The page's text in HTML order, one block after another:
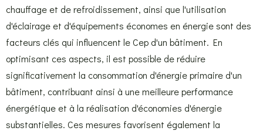
chauffage et de refroidissement, ainsi que l'utilisation
d'éclairage et d'équipements économes en énergie sont des
facteurs clés qui influencent le Cep d'un bâtiment. En
optimisant ces aspects, il est possible de réduire
significativement la consommation d'énergie primaire d'un
bâtiment, contribuant ainsi à une meilleure performance
énergétique et à la réalisation d'économies d'énergie
substantielles. Ces mesures favorisent également la